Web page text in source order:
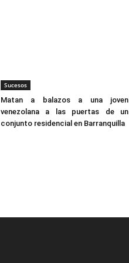
Sucesos
Matan a balazos a una joven
venezolana a las puertas de un
conjunto residencial en Barranquilla